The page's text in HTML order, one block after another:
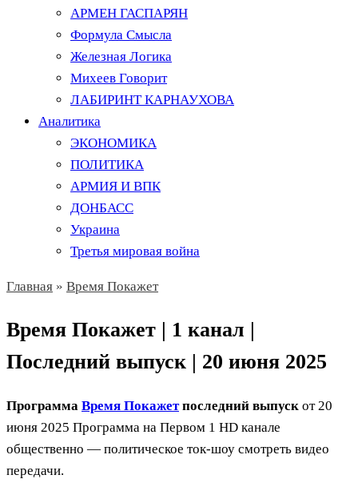
АРМЕН ГАСПАРЯН
Формула Смысла
Железная Логика
Михеев Говорит
ЛАБИРИНТ КАРНАУХОВА
Аналитика
ЭКОНОМИКА
ПОЛИТИКА
АРМИЯ И ВПК
ДОНБАСС
Украина
Третья мировая война
Главная » Время Покажет
Время Покажет | 1 канал |
Последний выпуск | 20 июня 2025
Программа Время Покажетпоследний выпуск от 20
июня 2025 Программа на Первом 1 HD канале
общественно — политическое ток-шоу смотреть видео
передачи.